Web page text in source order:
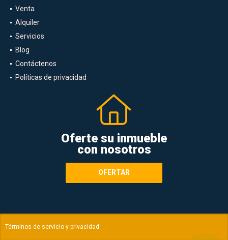
Venta
Alquiler
Servicios
Blog
Contáctenos
Políticas de privacidad
Oferte su inmueble
con nosotros
OFERTAR
Términos de servicio y privacidad